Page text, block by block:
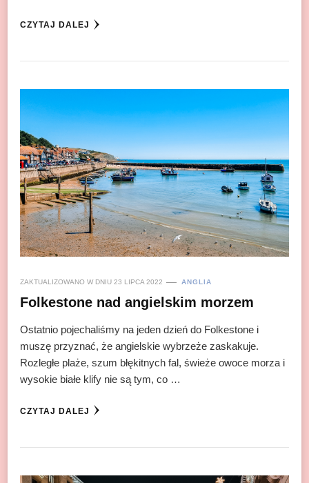
CZYTAJ DALEJ
ZAKTUALIZOWANO W DNIU 23 LIPCA 2022 ANGLIA
Folkestone nad angielskim morzem
Ostatnio pojechaliśmy na jeden dzień do Folkestone i
muszę przyznać, że angielskie wybrzeże zaskakuje.
Rozległe plaże, szum błękitnych fal, świeże owoce morza i
wysokie białe klify nie są tym, co …
CZYTAJ DALEJ